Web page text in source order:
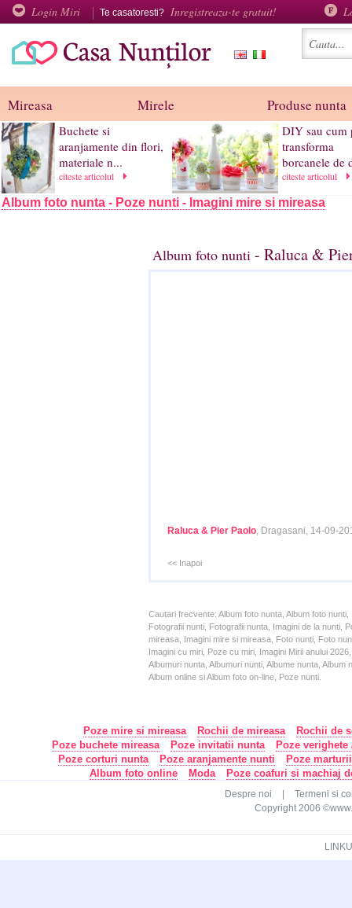
Login Miri Te casatoresti? Inregistreaza-te gratuit!
Mireasa Mirele Produse nunta
Buchete si
aranjamente din flori,
materiale n...
citeste articolul
DIY sau cum
transforma
borcanele de
citeste articolul
Album foto nunta - Poze nunti - Imagini mire si mireasa
Album foto nunti - Raluca &
Raluca & Pier Paolo, Dragasani, 14-09-
<< Inapoi
Cautari frecvente: Album foto nunta, Album foto
Fotografii nunti, Fotografii nunta, Imagini de la nunti,
mireasa, Imagini mire si mireasa, Foto nunti, Foto
Imagini cu miri, Poze cu miri, Imagini Mirii anului
Albumuri nunta, Albumuri nunti, Albume nunta,
Album online si Album foto on-line, Poze nunti.
Poze mire si mireasa Rochii de mireasa
Rochii de
Poze buchete mireasa
Poze invitatii nunta
Poze
Poze corturi nunta
Poze aranjamente nunti
Poze
Album foto online
Moda Poze coafuri si machiaj
Despre noi
Termeni si
Copyright 2006